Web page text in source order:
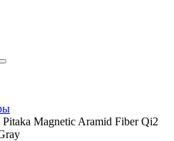
Magnetic Aramid Fiber Qi2